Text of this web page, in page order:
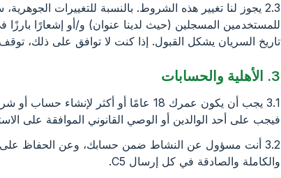
للمستخدمين المسجلين (حيث لدينا عنوان) و/أو إشعارًا بارزًا
تاريخ السريان يشكل القبول. إذا كنت لا توافق على ذلك،
3. الأهلية والحسابات
فيجب على أحد الوالدين أو الوصي القانوني الموافقة على
3.2 أنت مسؤول عن النشاط ضمن حسابك، وعن الحفاظ على
والكاملة والصادقة في كل إرسال C5.